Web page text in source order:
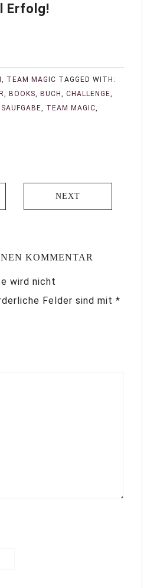
Erfolg!
, TEAM MAGIC TAGGED WITH:
, BOOKS, BUCH , CHALLENGE,
, TEAM MAGIC,
NEXT
KOMMENTAR
wird nicht
Felder sind mit *